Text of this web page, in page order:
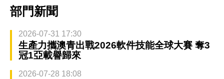
部門新聞
2026-07-31 17:30
生產力攜澳青出戰2026軟件技能全球大賽 奪3
冠1亞載譽歸來
2026-07-28 18:08